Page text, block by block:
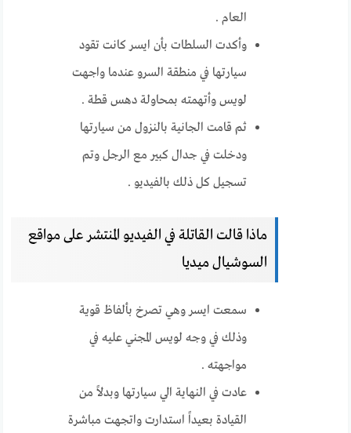
العام .
وأكدت السلطات بأن ايسر كانت تقود
سيارتها في منطقة السرو عندما واجهت
لويس وأتهمته بمحاولة دهس قطة .
ثم قامت الجانية بالنزول من سيارتها
ودخلت في جدال كبير مع الرجل وتم
تسجيل كل ذلك بالفيديو .
ماذا قالت القاتلة في الفيديو المنتشر على مواقع
السوشيال ميديا
سمعت ايسر وهي تصرخ بألفاظ قوية
وذلك في وجه لويس المجني عليه في
مواجهته .
عادت في النهاية الي سيارتها وبدلاً من
القيادة بعيداً استدارت واتجهت مباشرة